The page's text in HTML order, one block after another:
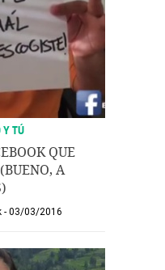
Y TÚ
QUE
A
03/03/2016